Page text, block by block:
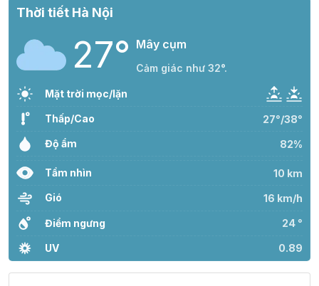
Thời tiết Hà Nội
27° Mây cụm
Cảm giác như 32°.
Mặt trời mọc/lặn
Thấp/Cao 27°/38°
Độ ẩm 82%
Tầm nhìn 10 km
Gió 16 km/h
Điểm ngưng 24 °
UV 0.89